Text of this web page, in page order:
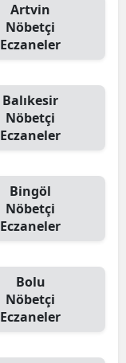
Artvin
Nöbetçi
Eczaneler
Balıkesir
Nöbetçi
Eczaneler
Bingöl
Nöbetçi
Eczaneler
Bolu
Nöbetçi
Eczaneler